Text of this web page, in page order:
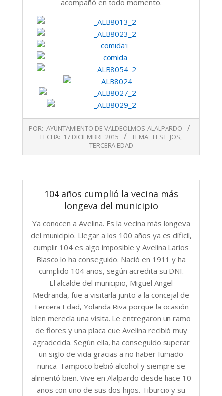
acompañó en todo momento.
12-
POR: AYUNTAMIENTO DE VALDEOLMOS-ALALPARDO
FECHA: 17 DICIEMBRE 2015 TEMA: FESTEJOS,
TERCERA EDAD
104 años cumplió la vecina más
longeva del municipio
Ya conocen a Avelina. Es la vecina más longeva
del municipio. Llegar a los 100 años ya es díficil,
cumplir 104 es algo imposible y Avelina Larios
Blasco lo ha conseguido. Nació en 1911 y ha
cumplido 104 años, según acredita su DNI.
El alcalde del municipio, Miguel Angel
Medranda, fue a visitarla junto a la concejal de
Tercera Edad, Yolanda Riva porque la ocasión
bien merecía una visita. Le entregaron un ramo
de flores y una placa que Avelina recibió muy
agradecida. Según ella, ha conseguido superar
un siglo de vida gracias a no haber fumado
nunca. Tampoco bebió alcohol y siempre se
alimentó bien. Vive en Alalpardo desde hace 10
años con uno de sus dos hijos. Tiburcio y su